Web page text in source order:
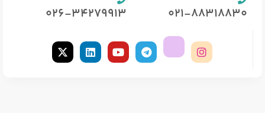
021-88318830
026-34279913